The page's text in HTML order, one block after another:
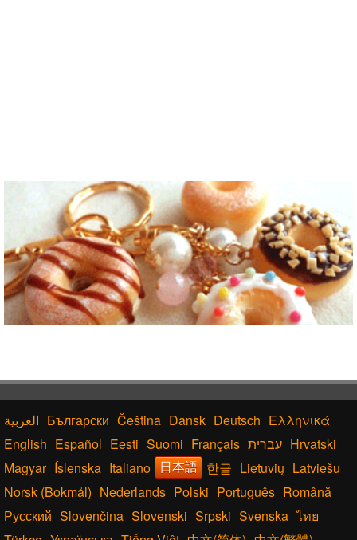
Български Čeština Dansk Deutsch Ελληνικά
English Español Eesti Suomi Français עברית Hrvatski
Magyar Íslenska Italiano 日本語 한글 Lietuvių Latviešu
Norsk (Bokmål) Nederlands Polski Português Română
Русский Slovenčina Slovenski Srpski Svenska ไทย